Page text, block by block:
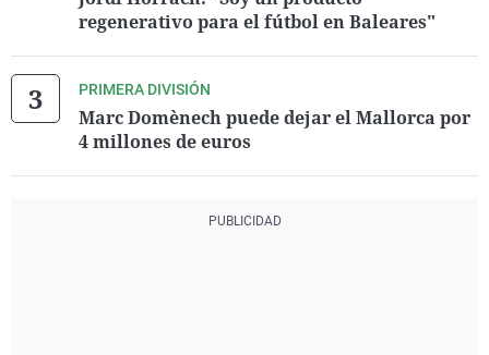
regenerativo para el fútbol en Baleares"
PRIMERA DIVISIÓN
Marc Domènech puede dejar el Mallorca por
4 millones de euros